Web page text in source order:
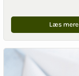
Læs mere